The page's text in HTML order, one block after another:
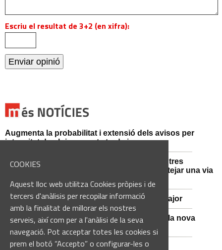
COOKIES
Aquest lloc web utilitza Cookies pròpies i de
tercers d'anàlisis per recopilar informació
amb la finalitat de millorar els nostres
serveis, així com per a l'anàlisi de la seva
navegació. Pot acceptar totes les cookies si
prem el botó “Accepto” o configurar-les o
Escriu el resultat de 3+2 (en xifra):
Augmenta la probabilitat i extensió dels avisos per
intensitat de pluja aquesta tarda i vespre
Mossos d'Esquadra i Guàrdia Civil detenen tres
persones i n'investiguen una altra per sabotejar una via
Viladordis es prepara per una nova Festa Major
Sant Vicenç de Castellet inicia les obres de la nova
comissaria de la Policia Local